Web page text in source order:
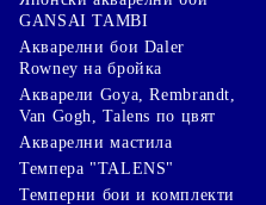
GANSAI TAMBI
Акварелни бои Daler
Rowney на бройка
Акварели Goya, Rembrandt,
Van Gogh, Talens по цвят
Акварелни мастила
Темпера "TALENS"
Темперни бои и комплекти